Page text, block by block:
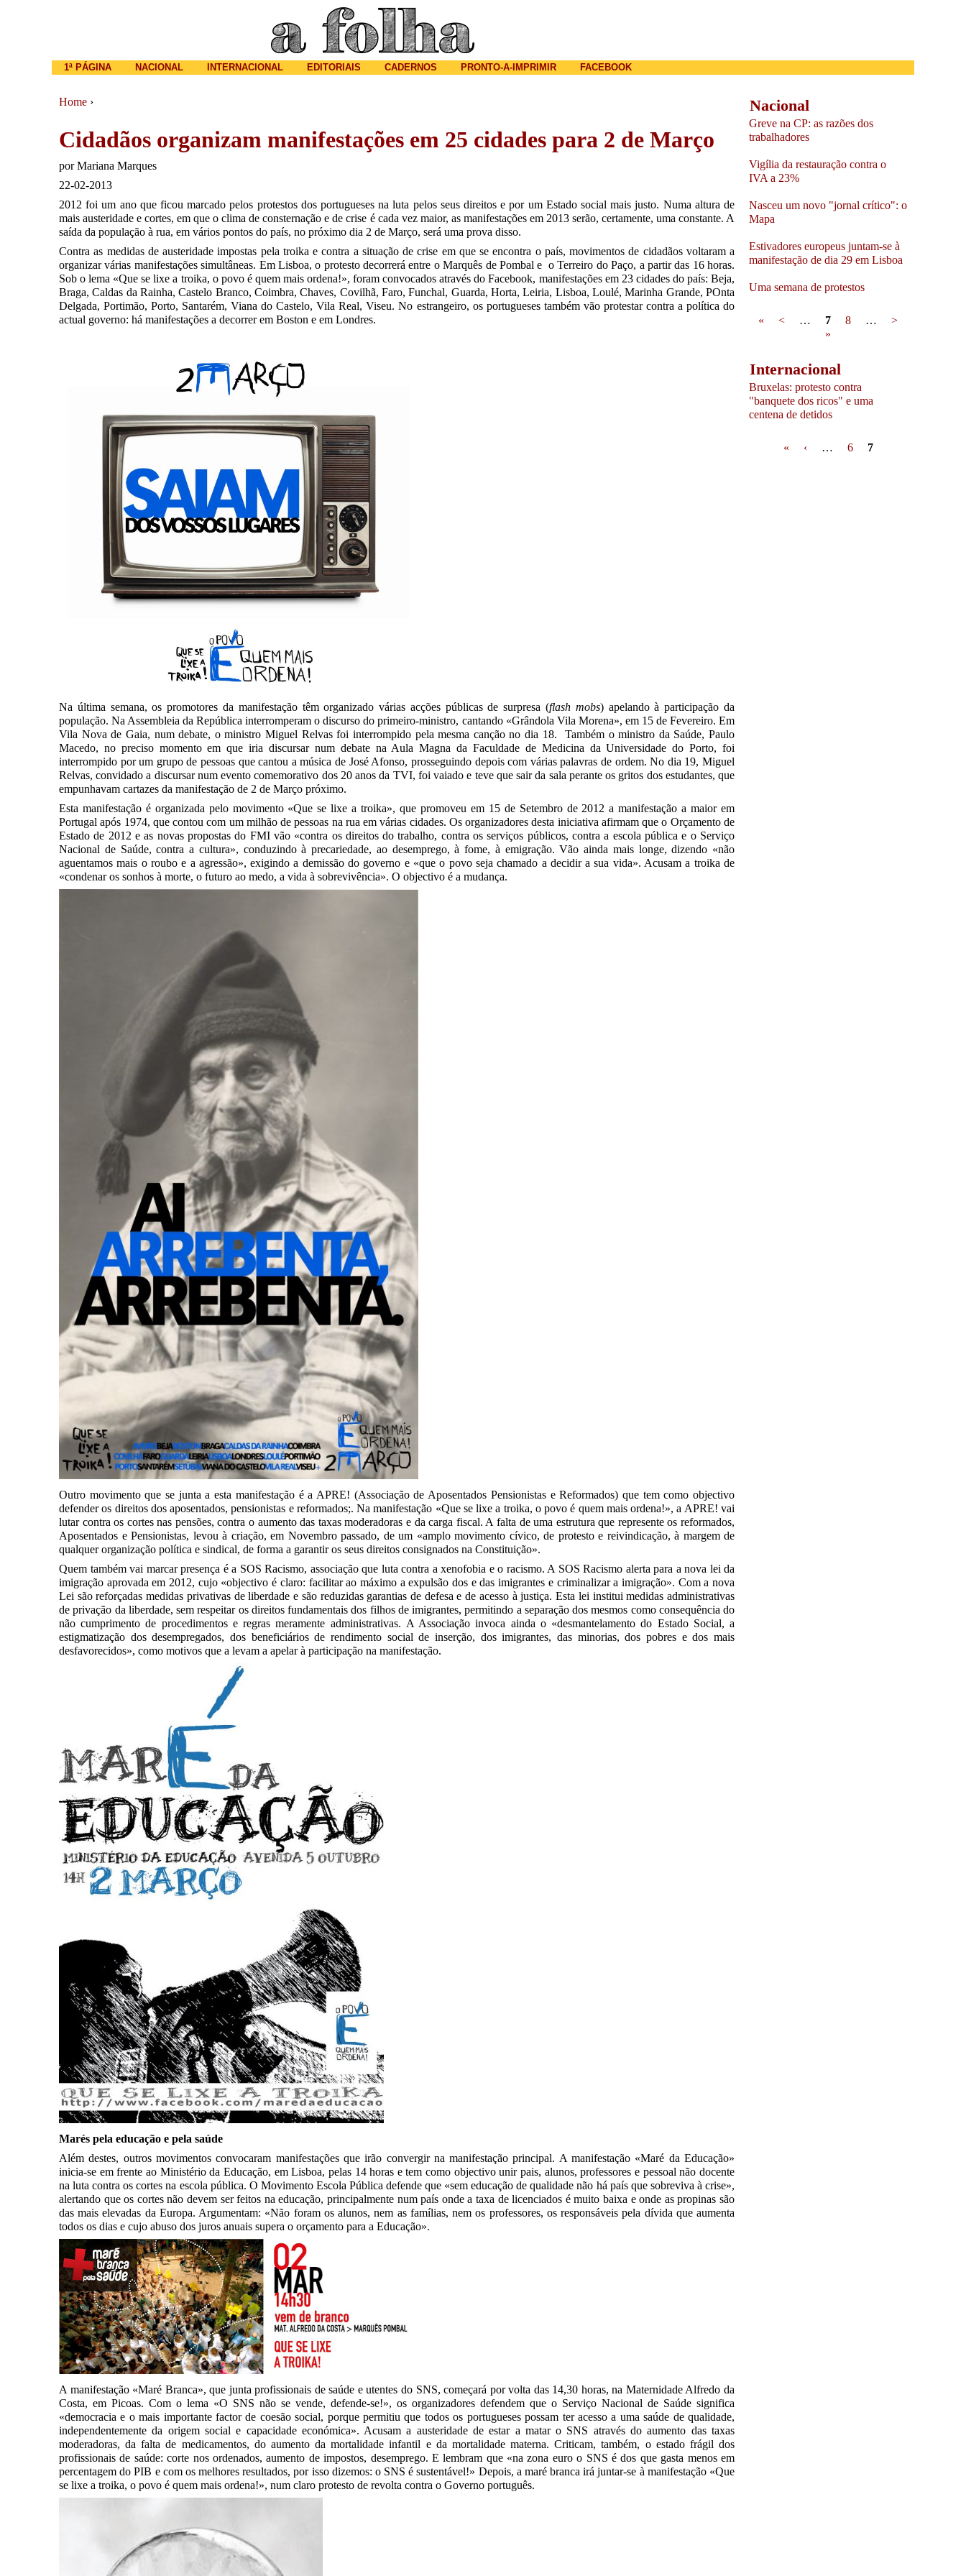
You are here
Home ›
Cidadãos organizam manifestações em 25 cidades para 2 de Março
porMariana Marques
22-02-2013
2012 foi um ano que ficou marcado pelos protestos dos portugueses na luta pelos seus direitos e por um Estado social mais justo. Numa altura de
mais austeridade e cortes, em que o clima de consternação e de crise é cada vez maior, as manifestações em 2013 serão, certamente, uma constante. A
saída da população à rua, em vários pontos do país, no próximo dia 2 de Março, será uma prova disso.
Contra as medidas de austeridade impostas pela troika e contra a situação de crise em que se encontra o país, movimentos de cidadãos voltaram a
organizar várias manifestações simultâneas. Em Lisboa, o protesto decorrerá entre o Marquês de Pombal e o Terreiro do Paço, a partir das 16 horas.
Sob o lema «Que se lixe a troika, o povo é quem mais ordena!», foram convocados através do Facebook, manifestações em 23 cidades do país: Beja,
Braga, Caldas da Rainha, Castelo Branco, Coimbra, Chaves, Covilhã, Faro, Funchal, Guarda, Horta, Leiria, Lisboa, Loulé, Marinha Grande, POnta
Delgada, Portimão, Porto, Santarém, Viana do Castelo, Vila Real, Viseu. No estrangeiro, os portugueses também vão protestar contra a política do
actual governo: há manifestações a decorrer em Boston e em Londres.
Na última semana, os promotores da manifestação têm organizado várias acções públicas de surpresa (flash mobs) apelando à participação da
população. Na Assembleia da República interromperam o discurso do primeiro-ministro, cantando «Grândola Vila Morena», em 15 de Fevereiro. Em
Vila Nova de Gaia, num debate, o ministro Miguel Relvas foi interrompido pela mesma canção no dia 18. Também o ministro da Saúde, Paulo
Macedo, no preciso momento em que iria discursar num debate na Aula Magna da Faculdade de Medicina da Universidade do Porto, foi
interrompido por um grupo de pessoas que cantou a música de José Afonso, prosseguindo depois com várias palavras de ordem. No dia 19, Miguel
Relvas, convidado a discursar num evento comemorativo dos 20 anos da TVI, foi vaiado e teve que sair da sala perante os gritos dos estudantes, que
empunhavam cartazes da manifestação de 2 de Março próximo.
Esta manifestação é organizada pelo movimento «Que se lixe a troika», que promoveu em 15 de Setembro de 2012 a manifestação a maior em
Portugal após 1974, que contou com um milhão de pessoas na rua em várias cidades. Os organizadores desta iniciativa afirmam que o Orçamento de
Estado de 2012 e as novas propostas do FMI vão «contra os direitos do trabalho, contra os serviços públicos, contra a escola pública e o Serviço
Nacional de Saúde, contra a cultura», conduzindo à precariedade, ao desemprego, à fome, à emigração. Vão ainda mais longe, dizendo «não
aguentamos mais o roubo e a agressão», exigindo a demissão do governo e «que o povo seja chamado a decidir a sua vida». Acusam a troika de
«condenar os sonhos à morte, o futuro ao medo, a vida à sobrevivência». O objectivo é a mudança.
Outro movimento que se junta a esta manifestação é a APRE! (Associação de Aposentados Pensionistas e Reformados) que tem como objectivo
defender os direitos dos aposentados, pensionistas e reformados;. Na manifestação «Que se lixe a troika, o povo é quem mais ordena!», a APRE! vai
lutar contra os cortes nas pensões, contra o aumento das taxas moderadoras e da carga fiscal. A falta de uma estrutura que represente os reformados,
Aposentados e Pensionistas, levou à criação, em Novembro passado, de um «amplo movimento cívico, de protesto e reivindicação, à margem de
qualquer organização política e sindical, de forma a garantir os seus direitos consignados na Constituição».
Quem também vai marcar presença é a SOS Racismo, associação que luta contra a xenofobia e o racismo. A SOS Racismo alerta para a nova lei da
imigração aprovada em 2012, cujo «objectivo é claro: facilitar ao máximo a expulsão dos e das imigrantes e criminalizar a imigração». Com a nova
Lei são reforçadas medidas privativas de liberdade e são reduzidas garantias de defesa e de acesso à justiça. Esta lei institui medidas administrativas
de privação da liberdade, sem respeitar os direitos fundamentais dos filhos de imigrantes, permitindo a separação dos mesmos como consequência do
não cumprimento de procedimentos e regras meramente administrativas. A Associação invoca ainda o «desmantelamento do Estado Social, a
estigmatização dos desempregados, dos beneficiários de rendimento social de inserção, dos imigrantes, das minorias, dos pobres e dos mais
desfavorecidos», como motivos que a levam a apelar à participação na manifestação.
Marés pela educação e pela saúde
Além destes, outros movimentos convocaram manifestações que irão convergir na manifestação principal. A manifestação «Maré da Educação»
inicia-se em frente ao Ministério da Educação, em Lisboa, pelas 14 horas e tem como objectivo unir pais, alunos, professores e pessoal não docente
na luta contra os cortes na escola pública. O Movimento Escola Pública defende que «sem educação de qualidade não há país que sobreviva à crise»,
alertando que os cortes não devem ser feitos na educação, principalmente num país onde a taxa de licenciados é muito baixa e onde as propinas são
das mais elevadas da Europa. Argumentam: «Não foram os alunos, nem as famílias, nem os professores, os responsáveis pela dívida que aumenta
todos os dias e cujo abuso dos juros anuais supera o orçamento para a Educação».
A manifestação «Maré Branca», que junta profissionais de saúde e utentes do SNS, começará por volta das 14,30 horas, na Maternidade Alfredo da
Costa, em Picoas. Com o lema «O SNS não se vende, defende-se!», os organizadores defendem que o Serviço Nacional de Saúde significa
«democracia e o mais importante factor de coesão social, porque permitiu que todos os portugueses possam ter acesso a uma saúde de qualidade,
independentemente da origem social e capacidade económica». Acusam a austeridade de estar a matar o SNS através do aumento das taxas
moderadoras, da falta de medicamentos, do aumento da mortalidade infantil e da mortalidade materna. Criticam, também, o estado frágil dos
profissionais de saúde: corte nos ordenados, aumento de impostos, desemprego. E lembram que «na zona euro o SNS é dos que gasta menos em
percentagem do PIB e com os melhores resultados, por isso dizemos: o SNS é sustentável!» Depois, a maré branca irá juntar-se à manifestação «Que
se lixe a troika, o povo é quem mais ordena!», num claro protesto de revolta contra o Governo português.
Main menu
1ª PÁGINA NACIONAL INTERNACIONAL EDITORIAIS CADERNOS PRONTO-A-IMPRIMIR FACEBOOK
Nacional
Greve na CP: as razões dos
trabalhadores
Vigília da restauração contra o
IVA a 23%
Nasceu um novo "jornal crítico": o
Mapa
Estivadores europeus juntam-se à
manifestação de dia 29 em Lisboa
Uma semana de protestos
Pages
« < … 7 8 …
>
»
Internacional
Bruxelas: protesto contra
"banquete dos ricos" e uma
centena de detidos
Pages
« ‹ … 6 7